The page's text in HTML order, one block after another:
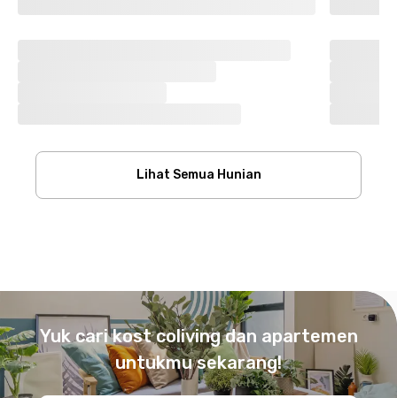
Lihat Semua Hunian
Yuk cari kost coliving dan apartemen
untukmu sekarang!